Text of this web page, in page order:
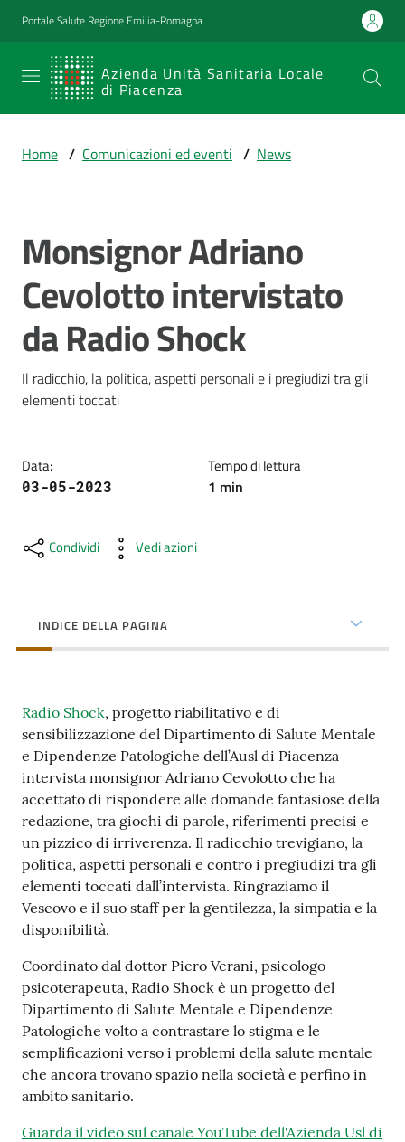
Vai al contenuto
Vai alla navigazione
Vai al footer
Portale Salute Regione Emilia-Romagna
Azienda Unità Sanitaria Locale
di Piacenza
SERVIZIO
SANITARIO
Emilia-
Sanitaria Locale
di Piacenza
Prestazioni
e
percorsi
di
cura
Come
territorio
Studiare
a
Piacenza
Costruiamo
Salute
Novità
Scuole
Imprese
ed Enti
Home / Comunicazioni ed eventi / News
Salta al contenuto
Monsignor Adriano
Cevolotto intervistato
da Radio Shock
Il radicchio, la politica, aspetti personali e i pregiudizi tra gli
elementi toccati
Data:
03-05-2023
Tempo di lettura
1 min
Condividi Vedi azioni
INDICE DELLA PAGINA
Radio Shock, progetto riabilitativo e di
sensibilizzazione del Dipartimento di Salute Mentale
e Dipendenze Patologiche dell’Ausl di Piacenza
intervista monsignor Adriano Cevolotto che ha
accettato di rispondere alle domande fantasiose della
redazione, tra giochi di parole, riferimenti precisi e
un pizzico di irriverenza. Il radicchio trevigiano, la
politica, aspetti personali e contro i pregiudizi tra gli
elementi toccati dall’intervista. Ringraziamo il
Vescovo e il suo staff per la gentilezza, la simpatia e la
disponibilità.
Coordinato dal dottor Piero Verani, psicologo
psicoterapeuta, Radio Shock è un progetto del
Dipartimento di Salute Mentale e Dipendenze
Patologiche volto a contrastare lo stigma e le
semplificazioni verso i problemi della salute mentale
che ancora trovano spazio nella società e perfino in
ambito sanitario.
Guarda il video sul canale YouTube dell'Azienda Usl di